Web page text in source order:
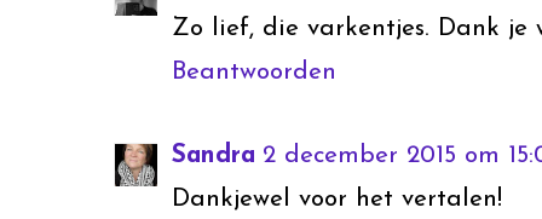
Zo lief, die varkentjes. Dank je
Beantwoorden
Sandra 2 december 2015 om
Dankjewel voor het vertalen!